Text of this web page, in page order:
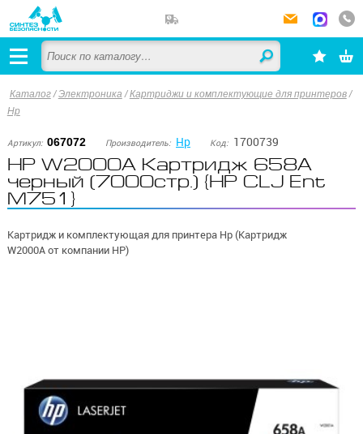
Каталог/Электроника /Картриджи и комплектующие для принтеров /
Hp
Артикул: 067072 Производитель: Hp Код: 1700739
HP W2000A Картридж 658A
черный (7000стр.) {HP CLJ Ent
M751}
Картридж и комплектующая для принтера Hp (Картридж
W2000A от компании HP)